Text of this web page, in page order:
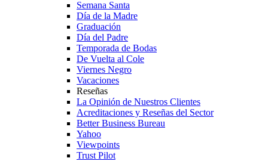
Semana Santa
Día de la Madre
Graduación
Día del Padre
Temporada de Bodas
De Vuelta al Cole
Viernes Negro
Vacaciones
Reseñas
La Opinión de Nuestros Clientes
Acreditaciones y Reseñas del Sector
Better Business Bureau
Yahoo
Viewpoints
Trust Pilot